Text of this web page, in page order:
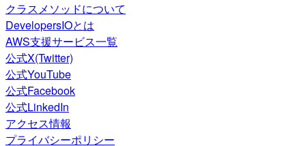
クラスメソッドについて
DevelopersIOとは
AWS支援サービス一覧
公式X(Twitter)
公式YouTube
公式Facebook
公式LinkedIn
アクセス情報
プライバシーポリシー